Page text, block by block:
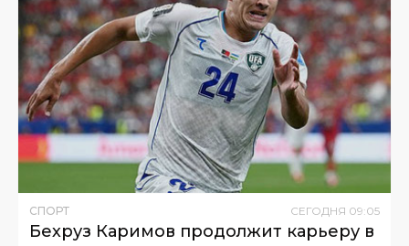
СПОРТ СЕГОДНЯ 09:05
Бехруз Каримов продолжит карьеру в